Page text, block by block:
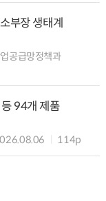
부장 생태계
공급망정책과
94개 제품
114p